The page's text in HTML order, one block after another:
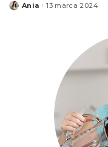
Posted
Ania 13 marca 2024